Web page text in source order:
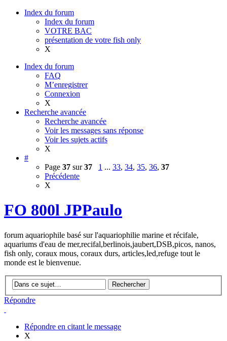
Index du forum
Index du forum
VOTRE BAC
présentation de votre fish only
X
Index du forum
FAQ
M’enregistrer
Connexion
X
Recherche avancée
Recherche avancée
Voir les messages sans réponse
Voir les sujets actifs
X
#
Page 37 sur37 1 ... 33, 34, 35, 36, 37
Précédente
X
FO 800l JPPaulo
forum aquariophile basé sur l'aquariophilie marine et récifale,
aquariums d'eau de mer,recifal,berlinois,jaubert,DSB,picos, nanos,
fish only, coraux mous, coraux durs, articles,led,refuge tout le
monde est le bienvenue.
Répondre
Répondre en citant le message
X